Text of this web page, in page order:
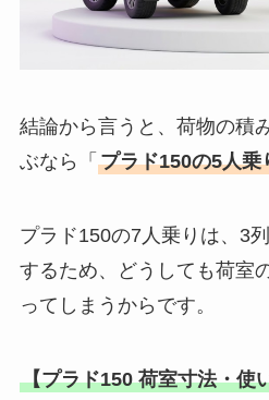
結論から言うと、荷物の積
ぶなら「 プラド150の5人乗
プラド150の7人乗りは、3
するため、どうしても荷室
ってしまうからです。
【プラド150 荷室寸法・使